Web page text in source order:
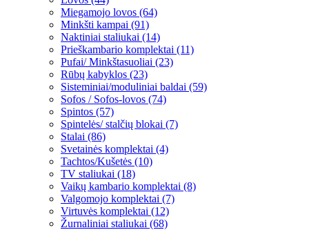
Miegamojo lovos (64)
Minkšti kampai (91)
Naktiniai staliukai (14)
Prieškambario komplektai (11)
Pufai/ Minkštasuoliai (23)
Rūbų kabyklos (23)
Sisteminiai/moduliniai baldai (59)
Sofos / Sofos-lovos (74)
Spintos (57)
Spintelės/ stalčių blokai (7)
Stalai (86)
Svetainės komplektai (4)
Tachtos/Kušetės (10)
TV staliukai (18)
Vaikų kambario komplektai (8)
Valgomojo komplektai (7)
Virtuvės komplektai (12)
Žurnaliniai staliukai (68)